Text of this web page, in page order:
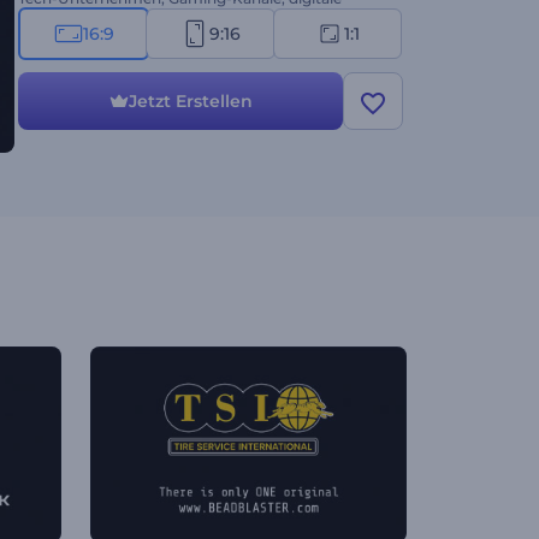
Medienprojekte und alle, die nach einer auffälligen
Einleitung suchen. Erstellen Sie jetzt und steigern
Sie die Präsenz Ihrer Marke!
16:9 9:16 1:1
Jetzt Erstellen